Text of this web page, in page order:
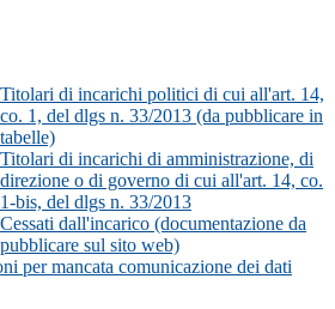
Titolari di incarichi politici di cui all'art. 14,
co. 1, del dlgs n. 33/2013 (da pubblicare in
tabelle)
Titolari di incarichi di amministrazione, di
direzione o di governo di cui all'art. 14, co.
1-bis, del dlgs n. 33/2013
Cessati dall'incarico (documentazione da
pubblicare sul sito web)
per mancata comunicazione dei dati